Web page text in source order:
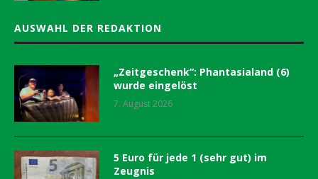
AUSWAHL DER REDAKTION
„Zeitgeschenk“: Phantasialand (6)
wurde eingelöst
7. August 2026
5 Euro für jede 1 (sehr gut) im
Zeugnis